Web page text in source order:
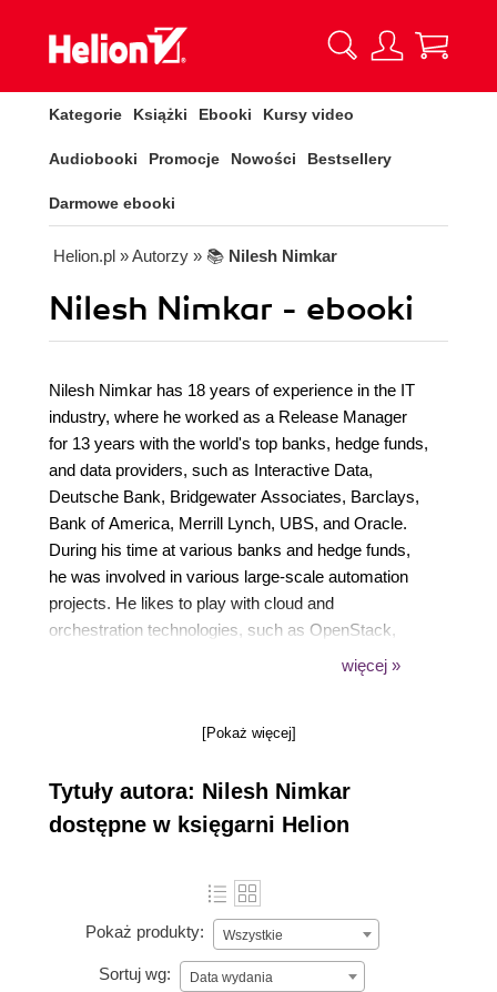
Kategorie Książki Ebooki Kursy video
Audiobooki Promocje Nowości Bestsellery
Darmowe ebooki
Helion.pl » Autorzy » 📚 Nilesh Nimkar
Nilesh Nimkar - ebooki
Nilesh Nimkar has 18 years of experience in the IT
industry, where he worked as a Release Manager
for 13 years with the world's top banks, hedge funds,
and data providers, such as Interactive Data,
Deutsche Bank, Bridgewater Associates, Barclays,
Bank of America, Merrill Lynch, UBS, and Oracle.
During his time at various banks and hedge funds,
he was involved in various large-scale automation
projects. He likes to play with cloud and
orchestration technologies, such as OpenStack,
Docker, and Vagrant. He likes to read through code
University of Phoenix and a Bachelor of Science
certified Financial Information Associate, Mongo
DBA, Mongo Developer, Oracle DBA, and Hadoop
więcej »
[Pokaż więcej]
Tytuły autora: Nilesh Nimkar
dostępne w księgarni Helion
Pokaż produkty: Wszystkie
Sortuj wg: Data wydania